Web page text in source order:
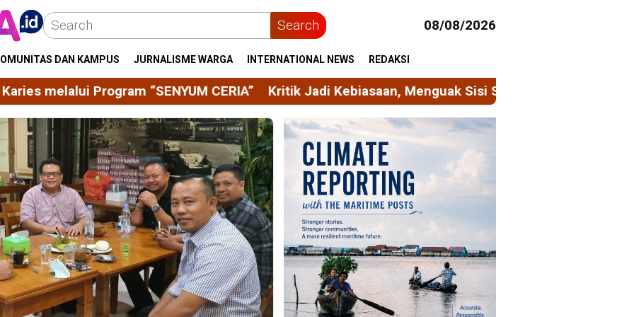
Search 08/08/2026
DAN KAMPUS JURNALISME WARGA INTERNATIONAL NEWS REDAKSI
CERIA” Kritik Jadi Kebiasaan, Menguak Sisi Sosiologis dan Psikologis dari Sinisme di